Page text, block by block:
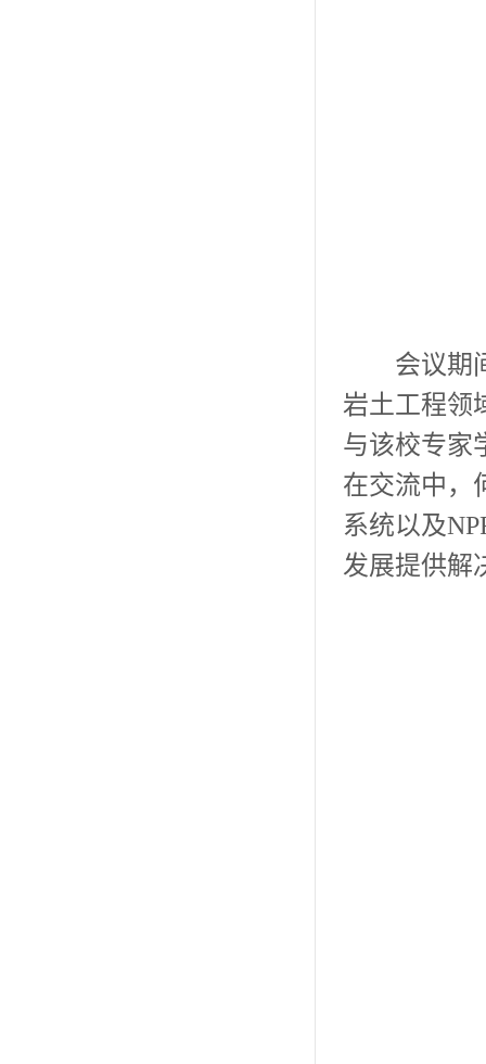
会议期
岩土工程领
与该校专家
在交流中，
系统以及
发展提供解